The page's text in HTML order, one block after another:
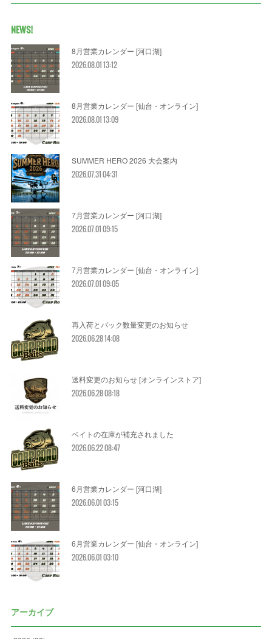
NEWS!
8月営業カレンダー [河口湖]
2026.08.01 13:12
8月営業カレンダー [仙台・オンライン]
2026.08.01 13:09
SUMMER HERO 2026 大会案内
2026.07.31 04:31
7月営業カレンダー [河口湖]
2026.07.01 09:15
7月営業カレンダー [仙台・オンライン]
2026.07.01 09:05
再入荷とパック数量変更のお知らせ
2026.06.28 14:08
送料変更のお知らせ [オンラインストア]
2026.06.28 08:18
ベイトの在庫が補充されました
2026.06.22 08:47
6月営業カレンダー [河口湖]
2026.06.01 03:15
6月営業カレンダー [仙台・オンライン]
2026.06.01 03:10
アーカイブ